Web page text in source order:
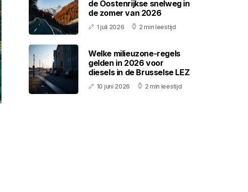
de Oostenrijkse snelweg in
de zomer van 2026
1 juli 2026 2 min leestijd
Welke milieuzone-regels
gelden in 2026 voor
diesels in de Brusselse LEZ
10 juni 2026 2 min leestijd